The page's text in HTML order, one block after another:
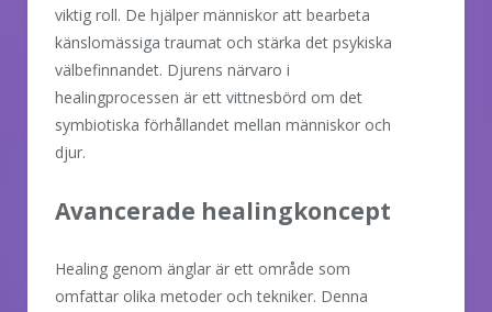
viktig roll. De hjälper människor att bearbeta
känslomässiga traumat och stärka det psykiska
välbefinnandet. Djurens närvaro i
healingprocessen är ett vittnesbörd om det
symbiotiska förhållandet mellan människor och
djur.
Avancerade healingkoncept
Healing genom änglar är ett område som
omfattar olika metoder och tekniker. Denna